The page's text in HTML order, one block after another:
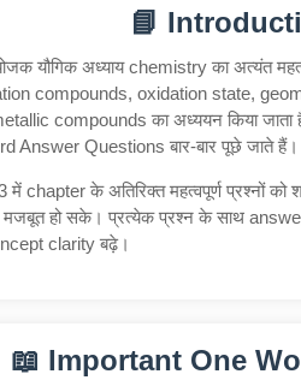
📘
यौगिक अध्याय chemistry का अत्यंत
compounds, oxidation state,
compounds का अध्ययन किया जाता
Answer Questions बार-बार पूछे जाते हैं।
chapter के अतिरिक्त महत्वपूर्ण प्रश्नों को
मजबूत हो सके। प्रत्येक प्रश्न के साथ
clarity बढ़े।
📖 Important One